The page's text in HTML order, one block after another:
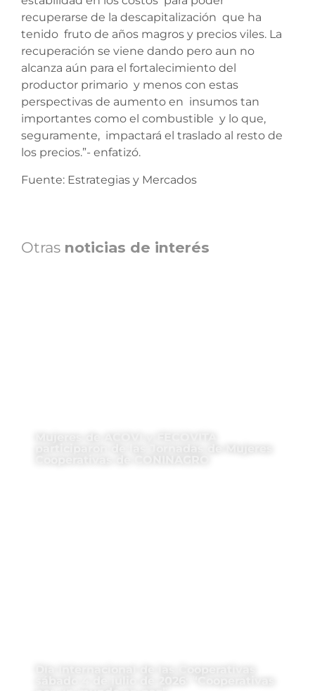
recuperarse de la descapitalización que ha
tenido fruto de años magros y precios viles. La
recuperación se viene dando pero aun no
alcanza aún para el fortalecimiento del
productor primario y menos con estas
perspectivas de aumento en insumos tan
importantes como el combustible y lo que,
seguramente, impactará el traslado al resto de
los precios.”- enfatizó.
Fuente: Estrategias y Mercados
Otras noticias de interés
Día Internacional de las Cooperativas